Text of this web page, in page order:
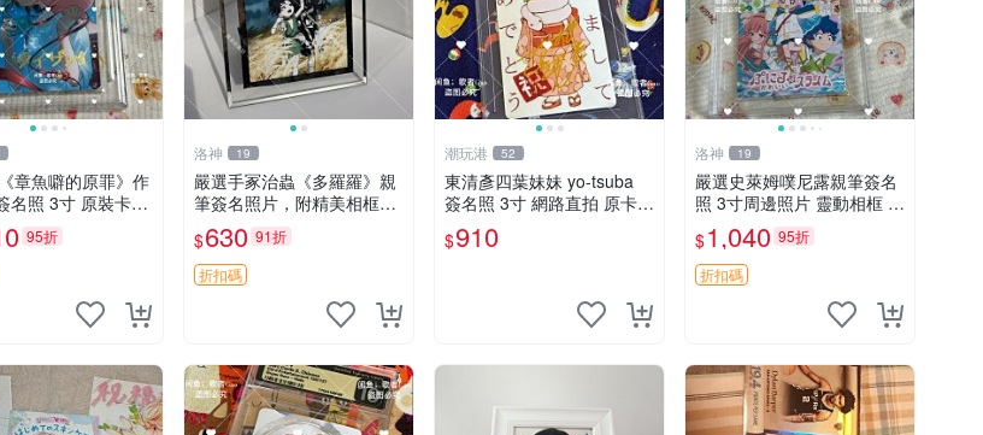
章魚噼的原罪》作
名照 3寸 原裝卡磚
片 章魚噼 原罪 泰z
95折
洛神 19
嚴選手冢治蟲《多羅羅》親
筆簽名照片，附精美相框，
尺寸17.8x12.7cm 多羅羅 簽
名照 相框 限量收藏
$630 91折
折扣碼
潮玩港 52
東清彥四葉妹妹 yo-tsuba
簽名照 3寸 網路直拍 原卡磚
包裝 發行限量 規格精細 收
藏推薦 yo-tsuba 簽名照 四
$910
洛神 19
嚴選史萊姆噗尼露親筆簽名
照 3寸周邊照片 靈動相框 包
裝嚴謹 噗尼露 網友 相框 包
裝
$1,040 95折
折扣碼